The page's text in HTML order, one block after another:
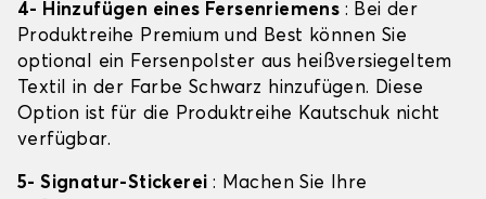
4- Hinzufügen eines Fersenriemens : Bei der
Produktreihe Premium und Best können Sie
optional ein Fersenpolster aus heißversiegeltem
Textil in der Farbe Schwarz hinzufügen. Diese
Option ist für die Produktreihe Kautschuk nicht
verfügbar.
5- Signatur-Stickerei : Machen Sie Ihre